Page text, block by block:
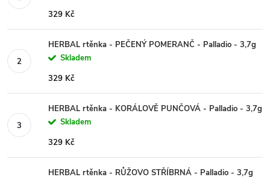
329 Kč
HERBAL rtěnka - PEČENÝ POMERANČ - Palladio - 3,7g
Skladem
329 Kč
HERBAL rtěnka - KORÁLOVĚ PUNČOVÁ - Palladio - 3,7g
Skladem
329 Kč
HERBAL rtěnka - RŮŽOVO STŘÍBRNÁ - Palladio - 3,7g